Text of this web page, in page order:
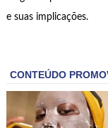
e suas implicações.